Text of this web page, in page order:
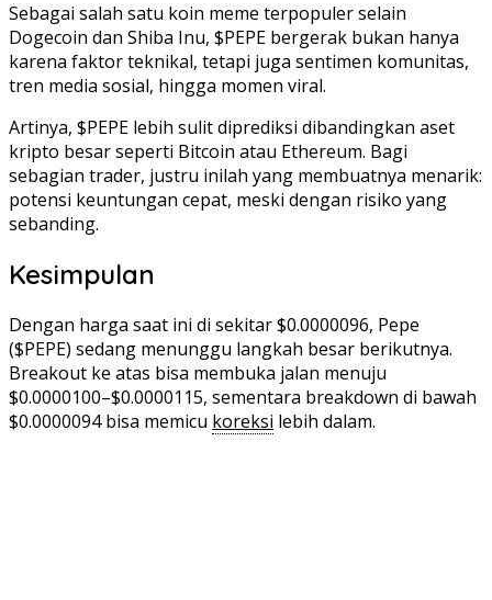
Sebagai salah satu koin meme terpopuler selain
Dogecoin dan Shiba Inu, $PEPE bergerak bukan hanya
karena faktor teknikal, tetapi juga sentimen komunitas,
tren media sosial, hingga momen viral.
Artinya, $PEPE lebih sulit diprediksi dibandingkan aset
kripto besar seperti Bitcoin atau Ethereum. Bagi
sebagian trader, justru inilah yang membuatnya menarik:
potensi keuntungan cepat, meski dengan risiko yang
sebanding.
Kesimpulan
Dengan harga saat ini di sekitar $0.0000096, Pepe
($PEPE) sedang menunggu langkah besar berikutnya.
Breakout ke atas bisa membuka jalan menuju
$0.0000100–$0.0000115, sementara breakdown di bawah
$0.0000094 bisa memicu koreksi lebih dalam.